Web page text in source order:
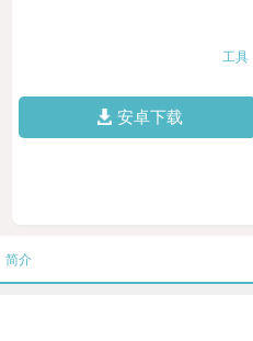
工具
安卓下载
简介